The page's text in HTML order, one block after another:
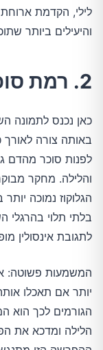
לילי, הקדמת
והיעילים ביותר
2. רמת סוכר טובה יותר בבוקר
כאן נכנס לתמונה
באותה צורה לאורך
לפנות סוכר מהדם
והלילה. מחקר
הגלוקוז נמוכה
בלתי תלוי בהרגלי
לתגובת אינסולין
המשמעות פשוטה:
יותר אם תאכלו
הגורמים לכך הוא
הלילה ומדכא את